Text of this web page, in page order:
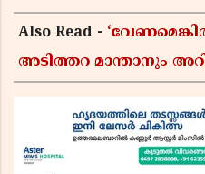
Also Read -
അടിത്തറ മാന്താനും